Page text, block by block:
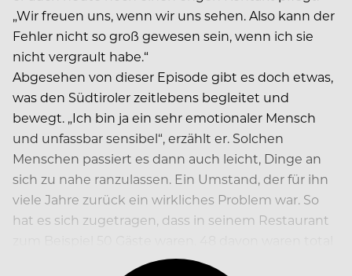
„Wir freuen uns, wenn wir uns sehen. Also kann der
Fehler nicht so groß gewesen sein, wenn ich sie
nicht vergrault habe.“
Abgesehen von dieser Episode gibt es doch etwas,
was den Südtiroler zeitlebens begleitet und
bewegt. „Ich bin ja ein sehr emotionaler Mensch
und unfassbar sensibel“, erzählt er. Solchen
Menschen passiert es dann auch leicht, Dinge an
sich zu nahe ranzulassen. Ein Umstand, der für ihn
viele Jahre zurück ein wirkliches Problem war. So
hat es sich zugetragen, dass in seinem Restaurant
happy, nur ein Zweiertisch war unzufrieden.